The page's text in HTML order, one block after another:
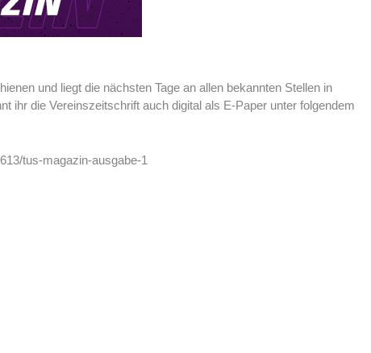
und liegt die nächsten Tage an allen bekannten Stellen in
ihr die Vereinszeitschrift auch digital als E-Paper unter folgendem
tus-magazin-ausgabe-1